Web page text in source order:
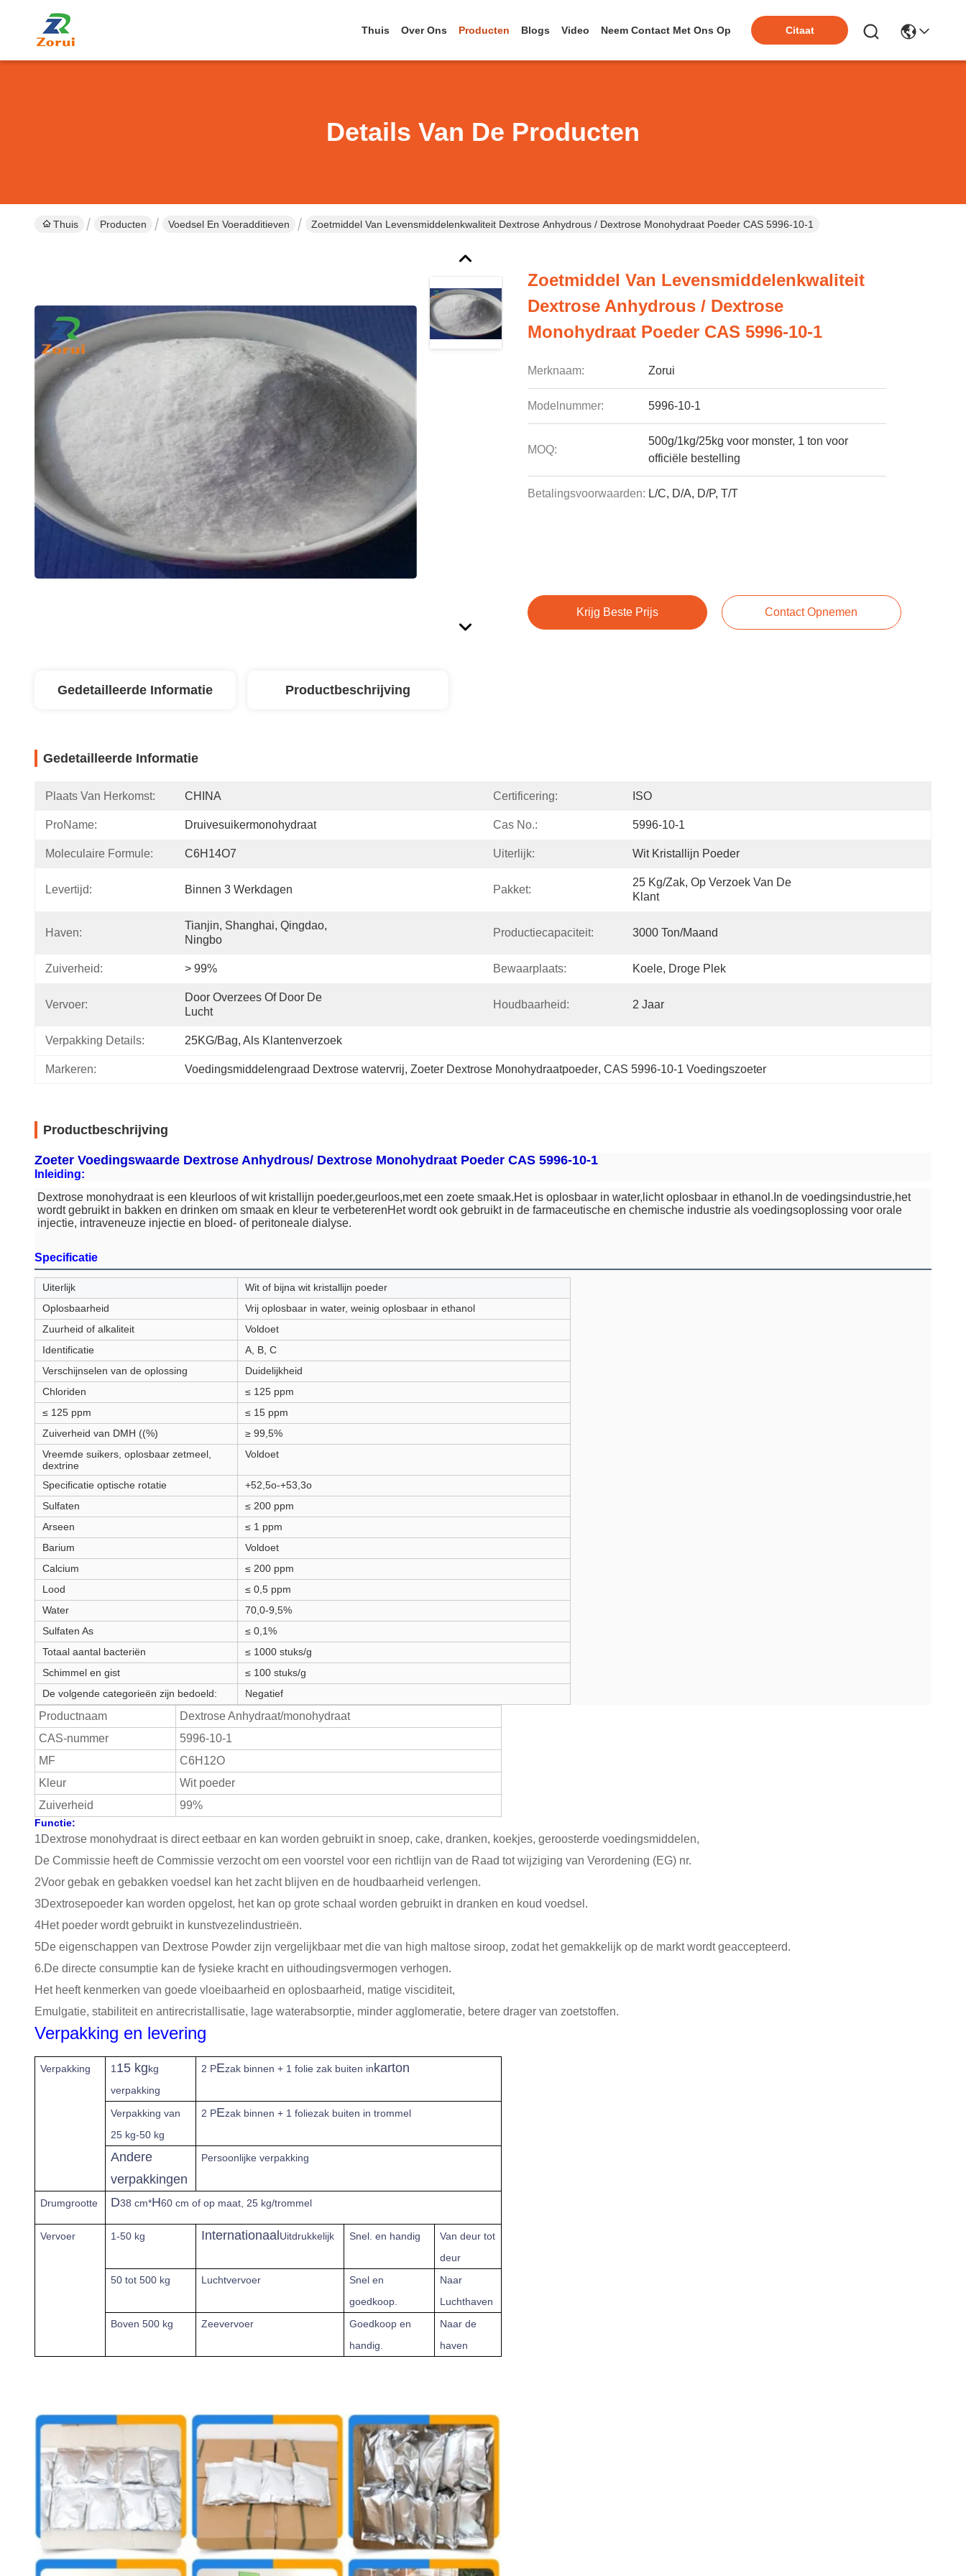
Thuis Over Ons Producten Blogs Video Neem Contact Met Ons Op Citaat
Details Van De Producten
Thuis Producten Voedsel En Voeradditieven Zoetmiddel Van Levensmiddelenkwaliteit Dextrose Anhydrous / Dextrose Monohydraat Poeder CAS 5996-10-1
Zoetmiddel Van Levensmiddelenkwaliteit
Dextrose Anhydrous / Dextrose
Monohydraat Poeder CAS 5996-10-1
Merknaam: Zorui
Modelnummer: 5996-10-1
MOQ:
500g/1kg/25kg voor monster, 1 ton voor
officiële bestelling
Betalingsvoorwaarden: L/C, D/A, D/P, T/T
Krijg Beste Prijs Contact Opnemen
Gedetailleerde Informatie Productbeschrijving
Gedetailleerde Informatie
Plaats Van Herkomst: CHINA Certificering: ISO
ProName: Druivesuikermonohydraat Cas No.: 5996-10-1
Moleculaire Formule: C6H14O7 Uiterlijk: Wit Kristallijn Poeder
Levertijd: Binnen 3 Werkdagen Pakket:
25 Kg/zak, Op Verzoek Van De
Klant
Haven:
Tianjin, Shanghai, Qingdao,
Ningbo
Productiecapaciteit: 3000 Ton/maand
Zuiverheid: > 99% Bewaarplaats: Koele, Droge Plek
Vervoer:
Door Overzees Of Door De
Lucht
Houdbaarheid: 2 Jaar
Verpakking Details: 25KG/bag, Als Klantenverzoek
Markeren: Voedingsmiddelengraad Dextrose watervrij, Zoeter Dextrose Monohydraatpoeder, CAS 5996-10-1 Voedingszoeter
Productbeschrijving
Zoeter Voedingswaarde Dextrose Anhydrous/ Dextrose Monohydraat Poeder CAS 5996-10-1
Inleiding:
Dextrose monohydraat is een kleurloos of wit kristallijn poeder,geurloos,met een zoete smaak.Het is oplosbaar in water,licht oplosbaar in ethanol.In de voedingsindustrie,het
wordt gebruikt in bakken en drinken om smaak en kleur te verbeterenHet wordt ook gebruikt in de farmaceutische en chemische industrie als voedingsoplossing voor orale
injectie, intraveneuze injectie en bloed- of peritoneale dialyse.
Specificatie
Uiterlijk
Wit of bijna wit kristallijn poeder
Oplosbaarheid
Vrij oplosbaar in water, weinig oplosbaar in ethanol
Zuurheid of alkaliteit
Voldoet
Identificatie
A, B, C
Verschijnselen van de oplossing
Duidelijkheid
Chloriden
≤ 125 ppm
≤ 125 ppm
≤ 15 ppm
Zuiverheid van DMH ((%)
≥ 99,5%
Vreemde suikers, oplosbaar zetmeel,
dextrine
Voldoet
Specificatie optische rotatie
+52,5o-+53,3o
Sulfaten
≤ 200 ppm
Arseen
≤ 1 ppm
Barium
Voldoet
Calcium
≤ 200 ppm
Lood
≤ 0,5 ppm
Water
70,0-9,5%
Sulfaten As
≤ 0,1%
Totaal aantal bacteriën
≤ 1000 stuks/g
Schimmel en gist
≤ 100 stuks/g
De volgende categorieën zijn bedoeld:
Negatief
Productnaam
Dextrose Anhydraat/monohydraat
CAS-nummer
5996-10-1
MF
C6H12O
Kleur
Wit poeder
Zuiverheid
99%
Functie:
1Dextrose monohydraat is direct eetbaar en kan worden gebruikt in snoep, cake, dranken, koekjes, geroosterde voedingsmiddelen,
De Commissie heeft de Commissie verzocht om een voorstel voor een richtlijn van de Raad tot wijziging van Verordening (EG) nr.
2Voor gebak en gebakken voedsel kan het zacht blijven en de houdbaarheid verlengen.
3Dextrosepoeder kan worden opgelost, het kan op grote schaal worden gebruikt in dranken en koud voedsel.
4Het poeder wordt gebruikt in kunstvezelindustrieën.
5De eigenschappen van Dextrose Powder zijn vergelijkbaar met die van high maltose siroop, zodat het gemakkelijk op de markt wordt geaccepteerd.
6.De directe consumptie kan de fysieke kracht en uithoudingsvermogen verhogen.
Het heeft kenmerken van goede vloeibaarheid en oplosbaarheid, matige visciditeit,
Emulgatie, stabiliteit en antirecristallisatie, lage waterabsorptie, minder agglomeratie, betere drager van zoetstoffen.
Verpakking en levering
Verpakking 1 15 kgkg
verpakking
2 PEzak binnen + 1 folie zak buiten inkarton
Verpakking van
25 kg-50 kg
2 PEzak binnen + 1 foliezak buiten in trommel
Andere
verpakkingen
Persoonlijke verpakking
Drumgrootte D38 cm*H60 cm of op maat, 25 kg/trommel
Vervoer 1-50 kg Internationaal Uitdrukkelijk Snel. en handig
Van deur tot
deur
50 tot 500 kg
Luchtvervoer
Snel en
goedkoop.
Naar
Luchthaven
Boven 500 kg Zeevervoer
Goedkoop en
handig.
Naar de
haven